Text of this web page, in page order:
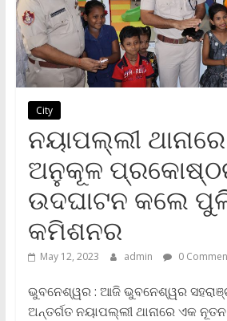
City
ନୟାପଲ୍ଲୀ
ଅନୁକୂଳ
ଉଦଘାଟନ କଲେ
କମିଶନର
May 12, 2023 admin 0
ଭୁବନେଶ୍ୱର : ଆଜି ଭୁବନେଶ୍ୱର
ଅନ୍ତର୍ଗତ ନୟାପଲ୍ଲୀ ଥାନାରେ ଏକ